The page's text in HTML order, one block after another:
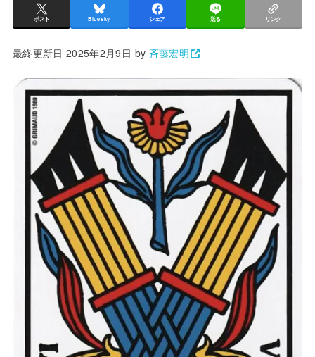
ポスト Bluesky シェア 送る リンク
最終更新日 2025年2月9日 by 斉藤宏明